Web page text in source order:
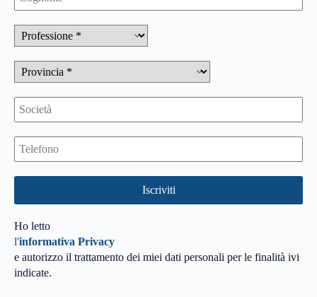
Ho letto
l'informativa Privacy
e autorizzo il trattamento dei miei dati personali per le finalità ivi
indicate.